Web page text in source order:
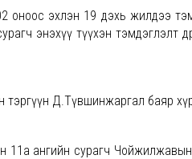
оноос эхлэн 19 дэхь жилдээ
энэхүү түүхэн тэмдэглэлт
тэргүүн Д.Түвшинжаргал баяр
11а ангийн сурагч